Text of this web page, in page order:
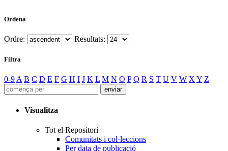
Ordena
Ordre: Resultats:
Filtra
0-9A B C D E F G H I J K L M N O P Q R S T U V W XY Z
Visualitza
Tot el Repositori
Comunitats i col·leccions
Per data de publicació